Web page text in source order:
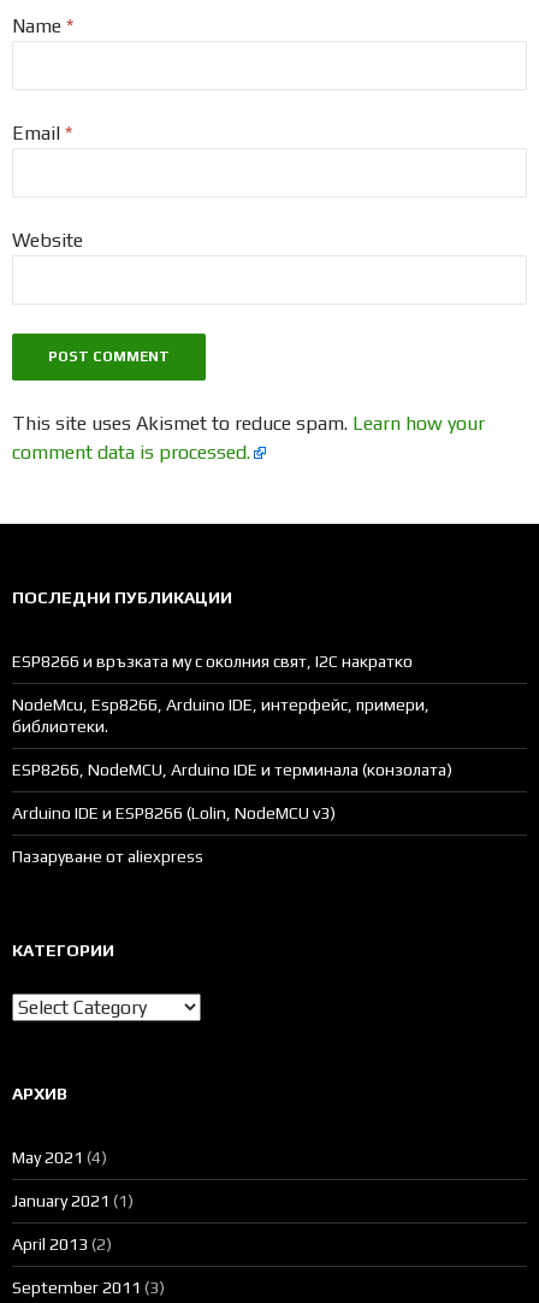
Name *
Email *
Website
This site uses Akismet to reduce spam. Learn how your
comment data is processed.
ПОСЛЕДНИ ПУБЛИКАЦИИ
ESP8266 и връзката му с околния свят, I2C накратко
NodeMcu, Esp8266, Arduino IDE, интерфейс, примери,
библиотеки.
ESP8266, NodeMCU, Arduino IDE и терминала (конзолата)
Arduino IDE и ESP8266 (Lolin, NodeMCU v3)
Пазаруване от aliexpress
КАТЕГОРИИ
Категории
АРХИВ
May 2021 (4)
January 2021 (1)
April 2013 (2)
September 2011 (3)